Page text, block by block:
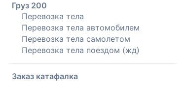
Груз 200
Перевозка тела
Перевозка тела автомобилем
Перевозка тела самолетом
Перевозка тела поездом (жд)
Заказ катафалка